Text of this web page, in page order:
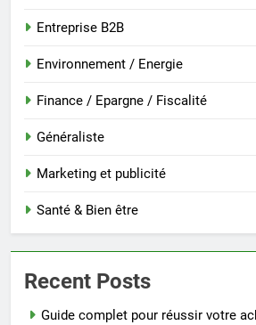
Entreprise B2B
Environnement / Energie
Finance / Epargne / Fiscalité
Généraliste
Marketing et publicité
Santé & Bien être
Recent Posts
Guide complet pour réussir votre